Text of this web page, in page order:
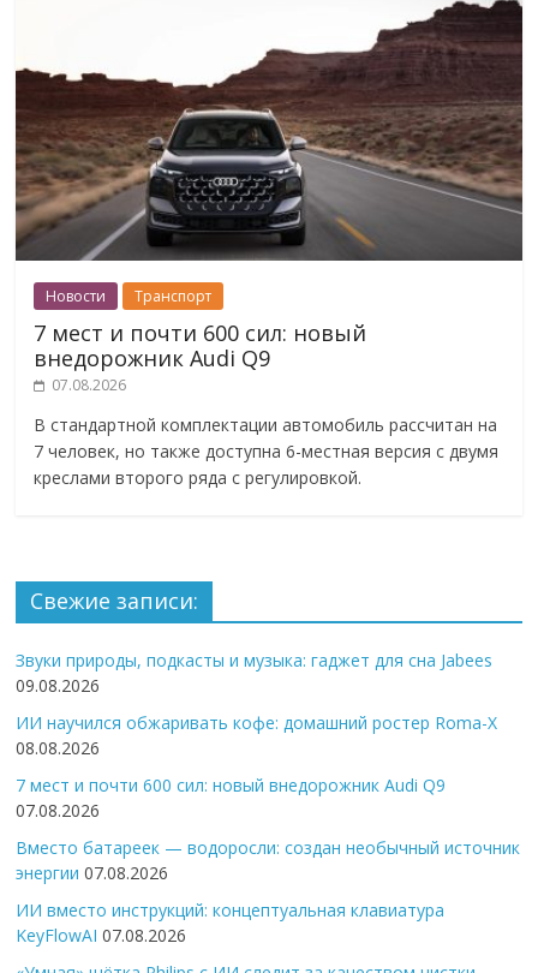
Новости Транспорт
7 мест и почти 600 сил: новый
внедорожник Audi Q9
07.08.2026
В стандартной комплектации автомобиль рассчитан на
7 человек, но также доступна 6-местная версия с двумя
креслами второго ряда с регулировкой.
Свежие записи:
Звуки природы, подкасты и музыка: гаджет для сна Jabees
09.08.2026
ИИ научился обжаривать кофе: домашний ростер Roma-X
08.08.2026
7 мест и почти 600 сил: новый внедорожник Audi Q9
07.08.2026
Вместо батареек — водоросли: создан необычный источник
энергии 07.08.2026
ИИ вместо инструкций: концептуальная клавиатура
KeyFlowAI 07.08.2026